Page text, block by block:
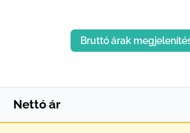
Bruttó árak
Nettó ár